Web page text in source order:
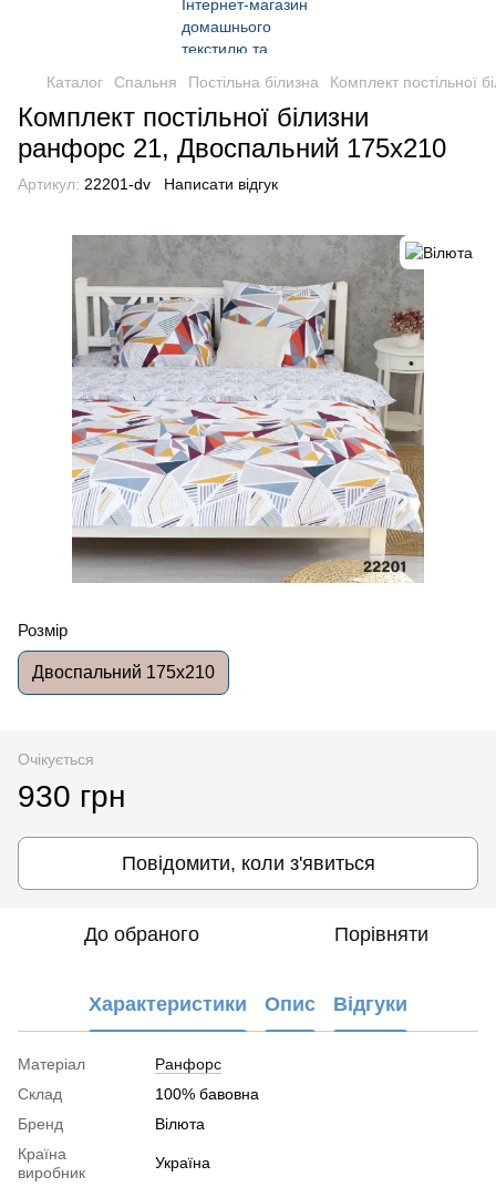
Каталог Спальня Постільна білизна Комплект постільної
Комплект постільної білизни
ранфорс 21, Двоспальний 175x210
Артикул: 22201-dv Написати відгук
Розмір
Двоспальний 175x210
Очікується
930 грн
Повідомити, коли з'явиться
До обраного Порівняти
Характеристики Опис Відгуки
Матеріал
Ранфорс
Склад
100% бавовна
Бренд
Вілюта
Країна
виробник
Україна